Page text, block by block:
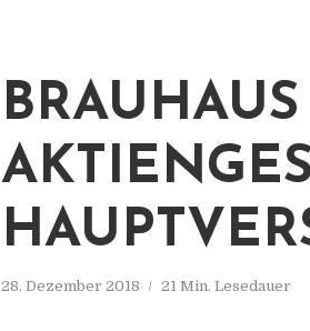
28. Dezember 2018 21 Min. Lesedauer